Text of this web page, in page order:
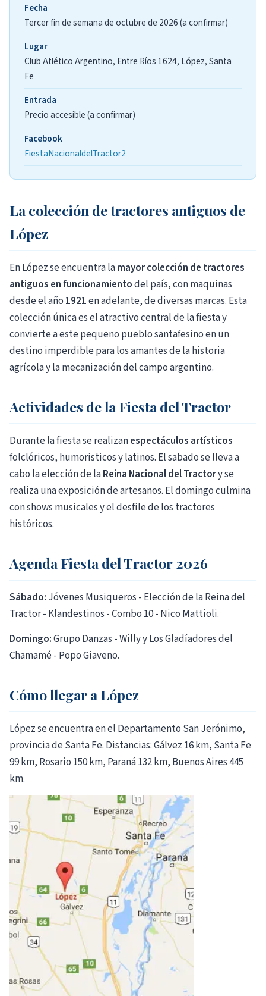
Fecha
Tercer fin de semana de octubre de 2026 (a confirmar)
Lugar
Club Atlético Argentino, Entre Ríos 1624, López, Santa
Fe
Entrada
Precio accesible (a confirmar)
Facebook
FiestaNacionaldelTractor2
La colección de tractores antiguos de
López
En López se encuentra lamayor colección de tractores
antiguos en funcionamientodel país, con maquinas
desde el año 1921en adelante, de diversas marcas. Esta
colección única es el atractivo central de la fiesta y
convierte a este pequeno pueblo santafesino en un
destino imperdible para los amantes de la historia
agrícola y la mecanización del campo argentino.
Actividades de la Fiesta del Tractor
Durante la fiesta se realizanespectáculos artísticos
folclóricos, humoristicos y latinos. El sabado se lleva a
cabo la elección de laReina Nacional del Tractory se
realiza una exposición de artesanos. El domingo culmina
con shows musicales y el desfile de los tractores
históricos.
Agenda Fiesta del Tractor 2026
Sábado: Jóvenes Musiqueros - Elección de la Reina del
Tractor - Klandestinos - Combo 10 - Nico Mattioli.
Domingo:Grupo Danzas - Willy y Los Gladíadores del
Chamamé - Popo Giaveno.
Cómo llegar a López
López se encuentra en el Departamento San Jerónimo,
provincia de Santa Fe. Distancias: Gálvez 16 km, Santa Fe
99 km, Rosario 150 km, Paraná 132 km, Buenos Aires 445
km.